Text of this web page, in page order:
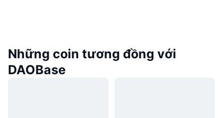
Những coin tương đồng với
DAOBase